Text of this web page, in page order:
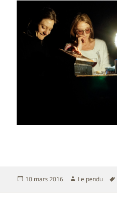
Publié
10 mars 2016 Auteur
Le pendu